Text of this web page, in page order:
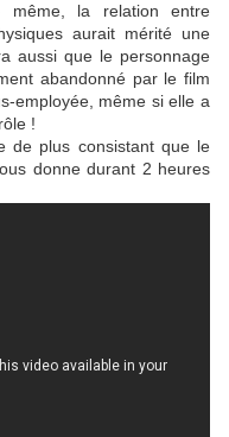
même, la relation entre
aurait mérité une
aussi que le personnage
abandonné par le film
employée, même si elle a
!
de plus consistant que le
donne durant 2 heures